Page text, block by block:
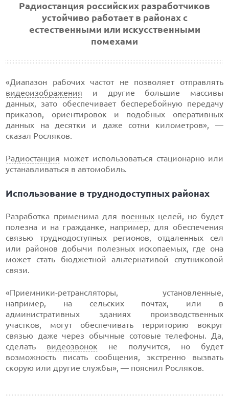
Радиостанция российских разработчиков
устойчиво работает в районах с
естественными или искусственными
помехами
«Диапазон рабочих частот не позволяет отправлять
видеоизображения и другие большие массивы
данных, зато обеспечивает бесперебойную передачу
приказов, ориентировок и подобных оперативных
данных на десятки и даже сотни километров», —
сказал Росляков.
Радиостанция может использоваться стационарно или
устанавливаться в автомобиль.
Использование в труднодоступных районах
Разработка применима для военныхцелей, но будет
полезна и на гражданке, например, для обеспечения
связью труднодоступных регионов, отдаленных сел
или районов добычи полезных ископаемых, где она
может стать бюджетной альтернативой спутниковой
связи.
«Приемники-ретрансляторы, установленные,
например, на сельских почтах, или в
административных зданиях производственных
участков, могут обеспечивать территорию вокруг
связью даже через обычные сотовые телефоны. Да,
сделать видеозвонок не получится, но будет
возможность писать сообщения, экстренно вызвать
скорую или другие службы», — пояснил Росляков.